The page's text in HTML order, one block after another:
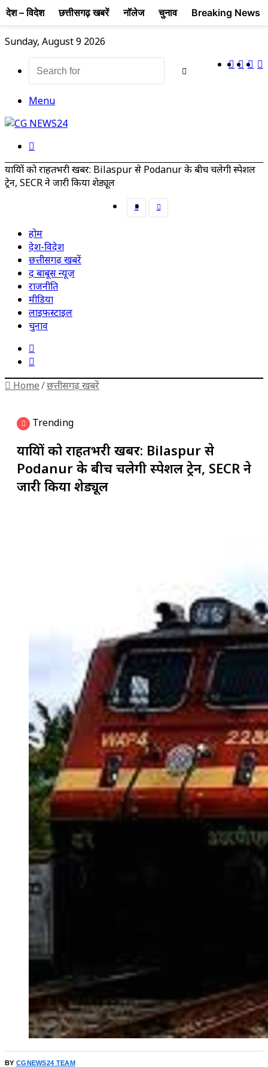
Sunday, August 9 2026
X
Menu
यात्रियों को राहतभरी खबर: Bilaspur से Podanur के बीच चलेगी स्पेशल
ट्रेन, SECR ने जारी किया शेड्यूल
PreviousNext
होम
देश-विदेश
छत्तीसगढ़ खबरें
द बाबूस न्यूज़
राजनीति
मीडिया
लाइफस्टाइल
चुनाव
Home/छत्तीसगढ़ खबरें
Trending
यात्रियों को राहतभरी खबर: Bilaspur से
Podanur के बीच चलेगी स्पेशल ट्रेन, SECR ने
जारी किया शेड्यूल
BY CGNEWS24 TEAM
देश – विदेश छत्तीसगढ़ खबरें नॉलेज चुनाव Breaking News